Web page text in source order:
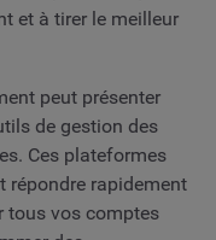
et à tirer le meilleur
peut présenter
de gestion des
Ces plateformes
répondre rapidement
tous vos comptes